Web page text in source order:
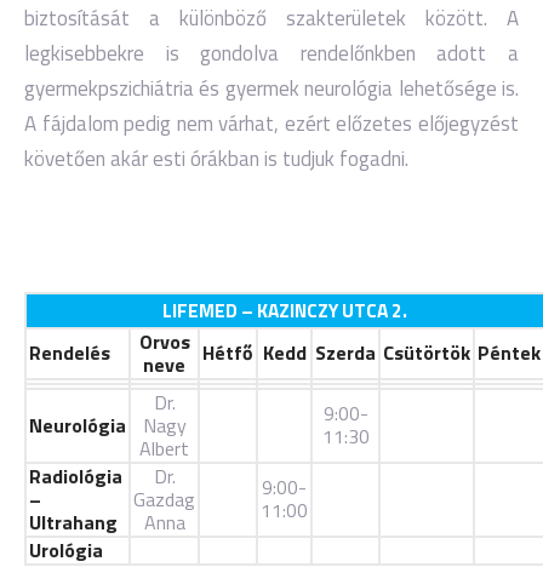
biztosítását a különböző szakterületek között. A
legkisebbekre is gondolva rendelőnkben adott a
gyermekpszichiátria és gyermek neurológia lehetősége is.
A fájdalom pedig nem várhat, ezért előzetes előjegyzést
követően akár esti órákban is tudjuk fogadni.
LIFEMED – KAZINCZY UTCA 2.
Rendelés
Orvos
neve Hétfő Kedd Szerda Csütörtök Péntek
Neurológia
Dr.
Nagy
Albert
9:00-
11:30
Radiológia
–
Ultrahang
Dr.
Gazdag
Anna
9:00-
11:00
Urológia